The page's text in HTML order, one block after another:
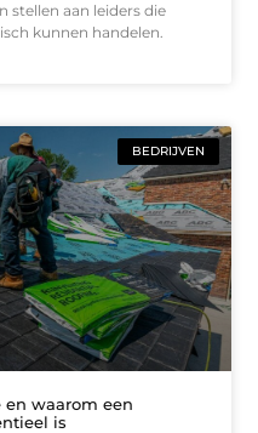
stellen aan leiders die
kunnen handelen.
BEDRIJVEN
waarom een
is